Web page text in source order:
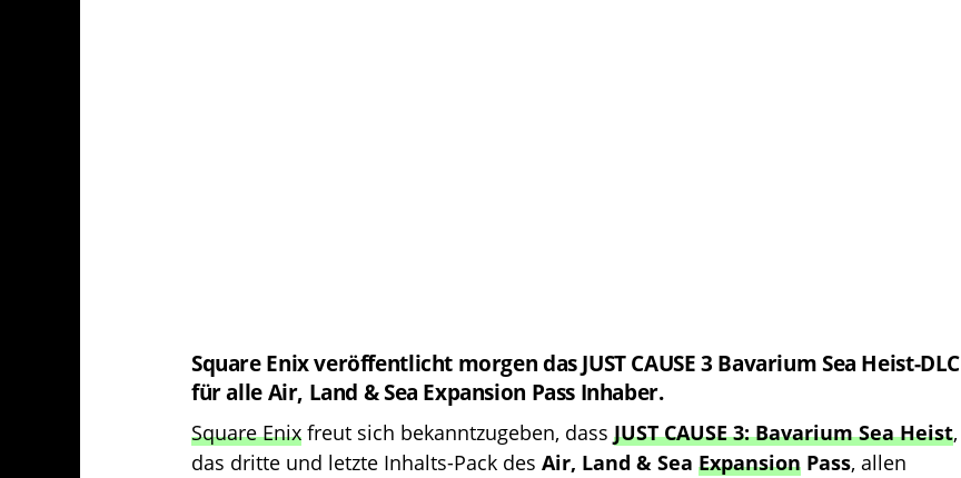
Square Enix veröffentlicht morgen das JUST CAUSE 3 Bavarium Sea Heist-DLC
für alle Air, Land & Sea Expansion Pass Inhaber.
Square Enix freut sich bekanntzugeben, dass JUST CAUSE 3:Bavarium Sea Heist,
das dritte und letzte Inhalts-Pack des Air, Land & Sea Expansion Pass, allen